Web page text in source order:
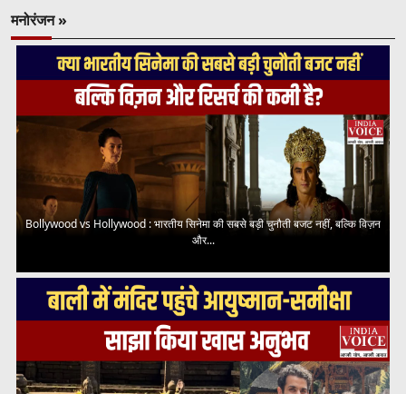
मनोरंजन »
Bollywood vs Hollywood : भारतीय सिनेमा की सबसे बड़ी चुनौती बजट नहीं, बल्कि विज़न
और...